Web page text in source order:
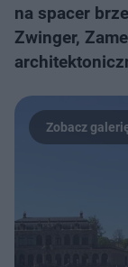
na spacer
Zwinger,